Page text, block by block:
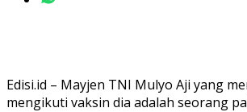
Edisi.id – Mayjen TNI Mulyo Aji yang
mengikuti vaksin dia adalah seorang